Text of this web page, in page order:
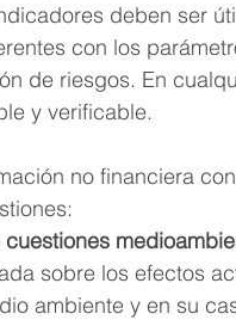
deben ser
con los
de riesgos. En
y verificable.
no financiera
sobre los efectos
ambiente y en su